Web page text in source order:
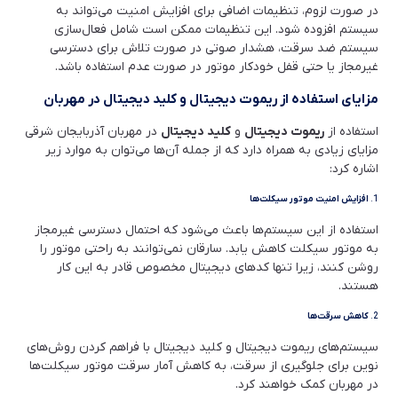
در صورت لزوم، تنظیمات اضافی برای افزایش امنیت می‌تواند به
سیستم افزوده شود. این تنظیمات ممکن است شامل فعال‌سازی
سیستم ضد سرقت، هشدار صوتی در صورت تلاش برای دسترسی
غیرمجاز یا حتی قفل خودکار موتور در صورت عدم استفاده باشد.
مزایای استفاده از ریموت دیجیتال و کلید دیجیتال در مهربان
استفاده از ریموت دیجیتال و کلید دیجیتال در مهربان آذربایجان شرقی
مزایای زیادی به همراه دارد که از جمله آن‌ها می‌توان به موارد زیر
اشاره کرد:
1. افزایش امنیت موتور سیکلت‌ها
استفاده از این سیستم‌ها باعث می‌شود که احتمال دسترسی غیرمجاز
به موتور سیکلت کاهش یابد. سارقان نمی‌توانند به راحتی موتور را
روشن کنند، زیرا تنها کدهای دیجیتال مخصوص قادر به این کار
هستند.
2. کاهش سرقت‌ها
سیستم‌های ریموت دیجیتال و کلید دیجیتال با فراهم کردن روش‌های
نوین برای جلوگیری از سرقت، به کاهش آمار سرقت موتور سیکلت‌ها
در مهربان کمک خواهند کرد.